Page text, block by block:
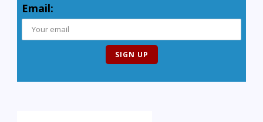
Email: